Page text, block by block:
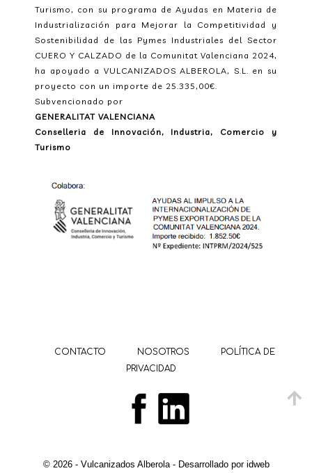
Turismo, con su programa de Ayudas en Materia de
Industrialización para Mejorar la Competitividad y
Sostenibilidad de las Pymes Industriales del Sector
CUERO Y CALZADO de la Comunitat Valenciana 2024,
ha apoyado a VULCANIZADOS ALBEROLA, S.L. en su
proyecto con un importe de 25.335,00€.
Subvencionado por
GENERALITAT VALENCIANA
Conselleria de Innovación, Industria, Comercio y
Turismo
CONTACTO NOSOTROS
POLÍTICA DE
PRIVACIDAD
© 2026 - Vulcanizados Alberola - Desarrollado por idweb